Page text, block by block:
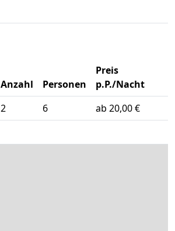
Anzahl Personen
Preis
p.P./Nacht
2 6 ab 20,00 €